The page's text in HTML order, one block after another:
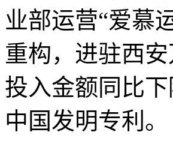
业部运营“爱慕
重构，进驻西
投入金额同比
中国发明专利。